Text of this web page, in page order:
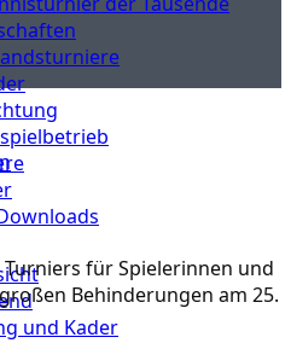
und Kader
für Spielerinnen und
Behinderungen am 25.